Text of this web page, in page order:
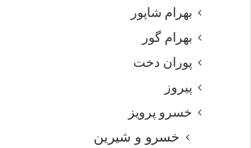
بهرام شاپور
بهرام گور
پوران دخت
پیروز
خسرو پرویز
خسرو و شیرین